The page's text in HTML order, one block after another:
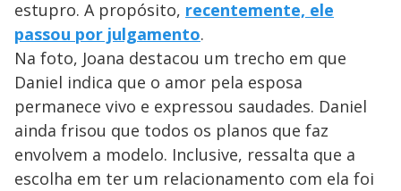
estupro. A propósito, recentemente, ele
passou por julgamento.
Na foto, Joana destacou um trecho em que
Daniel indica que o amor pela esposa
permanece vivo e expressou saudades. Daniel
ainda frisou que todos os planos que faz
envolvem a modelo. Inclusive, ressalta que a
escolha em ter um relacionamento com ela foi